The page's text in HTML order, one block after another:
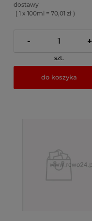
dostawy
( 1 x 100ml = 70,01 zł )
- +
szt.
do koszyka